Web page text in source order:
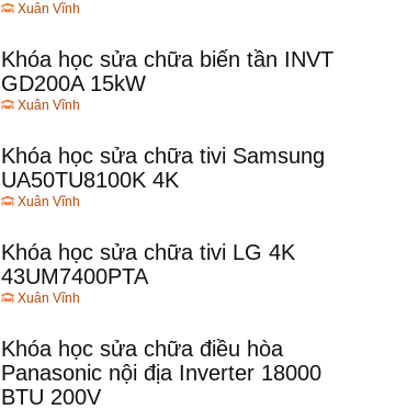
Xuân Vĩnh
Khóa học sửa chữa biến tần INVT
GD200A 15kW
Xuân Vĩnh
Khóa học sửa chữa tivi Samsung
UA50TU8100K 4K
Xuân Vĩnh
Khóa học sửa chữa tivi LG 4K
43UM7400PTA
Xuân Vĩnh
Khóa học sửa chữa điều hòa
Panasonic nội địa Inverter 18000
BTU 200V